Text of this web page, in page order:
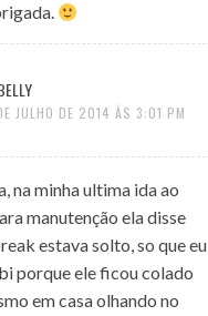
JULHO DE 2014 ÀS 3:01 PM
na minha ultima ida ao
manutenção ela disse
estava solto, so que eu
porque ele ficou colado
em casa olhando no